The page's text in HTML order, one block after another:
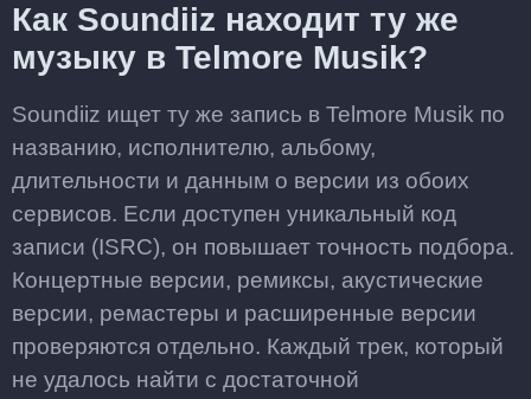
Как Soundiiz находит ту же
музыку в Telmore Musik?
Soundiiz ищет ту же запись в Telmore Musik по
названию, исполнителю, альбому,
длительности и данным о версии из обоих
сервисов. Если доступен уникальный код
записи (ISRC), он повышает точность подбора.
Концертные версии, ремиксы, акустические
версии, ремастеры и расширенные версии
проверяются отдельно. Каждый трек, который
не удалось найти с достаточной